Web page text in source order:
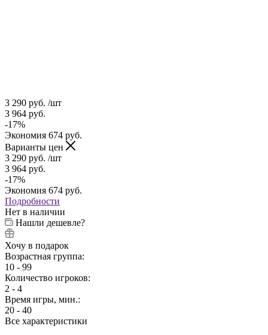
3 290 руб. /шт
3 964 руб.
-17%
Экономия 674 руб.
Варианты цен
3 290 руб. /шт
3 964 руб.
-17%
Экономия 674 руб.
Подробности
Нет в наличии
Нашли дешевле?
Хочу в подарок
Возрастная группа:
10 - 99
Количество игроков:
2 - 4
Время игры, мин.:
20 - 40
Все характеристики